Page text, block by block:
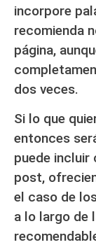
incorpore
recomienda
página,
dos veces.
Si lo que
entonces
puede incluir
post,
el caso de
a lo largo de